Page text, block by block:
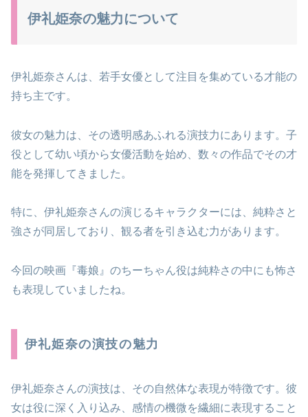
伊礼姫奈の魅力について
伊礼姫奈さんは、若手女優として注目を集めている才能の
持ち主です。
彼女の魅力は、その透明感あふれる演技力にあります。子
役として幼い頃から女優活動を始め、数々の作品でその才
能を発揮してきました。
特に、伊礼姫奈さんの演じるキャラクターには、純粋さと
強さが同居しており、観る者を引き込む力があります。
今回の映画『毒娘』のちーちゃん役は純粋さの中にも怖さ
も表現していましたね。
伊礼姫奈の演技の魅力
伊礼姫奈さんの演技は、その自然体な表現が特徴です。彼
女は役に深く入り込み、感情の機微を繊細に表現すること